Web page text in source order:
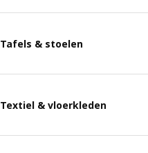
Tafels & stoelen
Textiel & vloerkleden